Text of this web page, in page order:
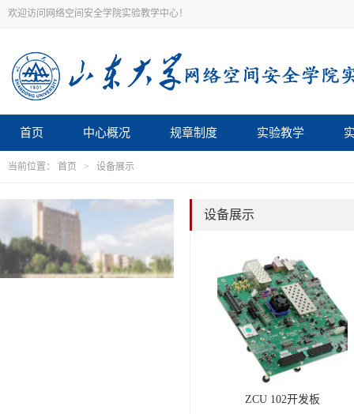
欢迎访问网络空间安全学院实验教学中心！
首页 中心概况 规章制度 实验教学
当前位置： 首页 > 设备展示
设备展示
ZCU 102开发板